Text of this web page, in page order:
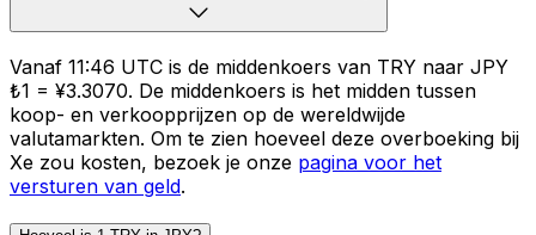
Vanaf 11:46 UTC is de middenkoers van TRY naar JPY
₺1 = ¥3.3070. De middenkoers is het midden tussen
koop- en verkoopprijzen op de wereldwijde
valutamarkten. Om te zien hoeveel deze overboeking bij
Xe zou kosten, bezoek je onze pagina voor het
versturen van geld.